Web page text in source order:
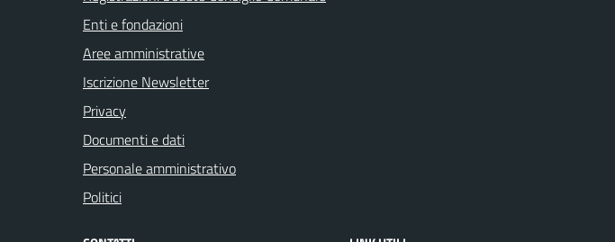
Enti e fondazioni
Aree amministrative
Iscrizione Newsletter
Privacy
Documenti e dati
Personale amministrativo
Politici